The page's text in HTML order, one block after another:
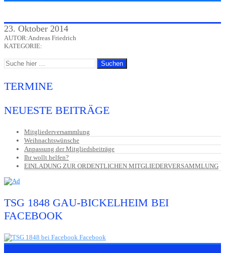
23. Oktober 2014
AUTOR:Andreas Friedrich
KATEGORIE:
TERMINE
NEUESTE BEITRÄGE
Mitgliederversammlung
Weihnachtswünsche
Anpassung der Mitgliedsbeiträge
Ihr wollt helfen?
EINLADUNG ZUR ORDENTLICHEN MITGLIEDERVERSAMMLUNG
TSG 1848 GAU-BICKELHEIM BEI
FACEBOOK